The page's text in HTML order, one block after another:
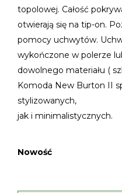
topolowej. Całość
otwierają się na tip-on.
pomocy uchwytów.
wykończone w polerze
dowolnego materiału (
Komoda New Burton II
stylizowanych,
jak i minimalistycznych.
Nowość